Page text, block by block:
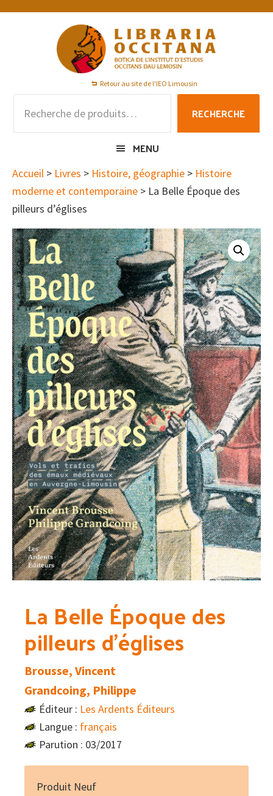
Passer
Passer
Passer
Retour au site de l'IEO Limousin
pour :
RECHERCHE
MENU
Accueil > Livres > Histoire, géographie > Histoire
moderne et contemporaine > La Belle Époque des
pilleurs d’églises
La Belle Époque des
pilleurs d’églises
Brousse, Vincent
Grandcoing, Philippe
Éditeur : Les Ardents Éditeurs
Langue : français
Parution : 03/2017
Produit Neuf